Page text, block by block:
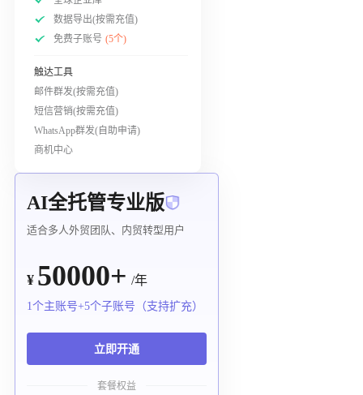
数据导出(按需充值)
免费子账号 (5个)
触达工具
邮件群发(按需充值)
短信营销(按需充值)
WhatsApp群发(自助申请)
商机中心
AI全托管专业版
适合多人外贸团队、内贸转型用户
¥ 50000+ /年
1个主账号+5个子账号（支持扩充）
立即开通
套餐权益